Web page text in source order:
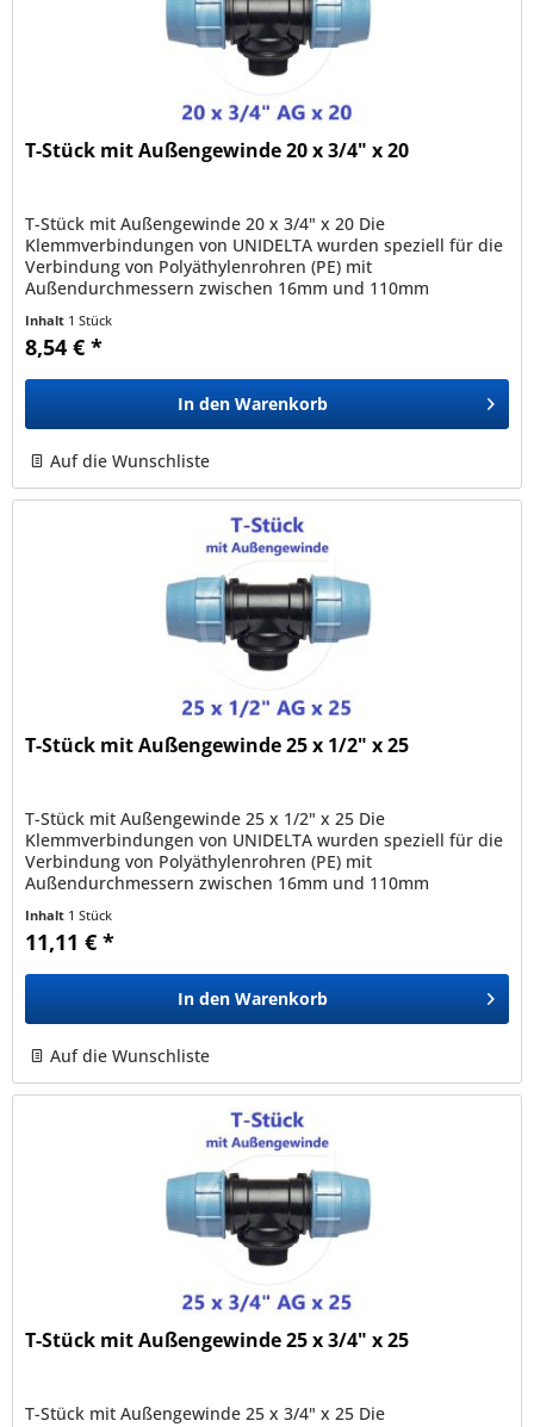
T-Stück mit Außengewinde 20 x 3/4" x 20
T-Stück mit Außengewinde 20 x 3/4" x 20 Die
Klemmverbindungen von UNIDELTA wurden speziell für die
Verbindung von Polyäthylenrohren (PE) mit
Außendurchmessern zwischen 16mm und 110mm
Inhalt 1 Stück
8,54 € *
In den Warenkorb
Auf die Wunschliste
T-Stück mit Außengewinde 25 x 1/2" x 25
T-Stück mit Außengewinde 25 x 1/2" x 25 Die
Klemmverbindungen von UNIDELTA wurden speziell für die
Verbindung von Polyäthylenrohren (PE) mit
Außendurchmessern zwischen 16mm und 110mm
Inhalt 1 Stück
11,11 € *
In den Warenkorb
Auf die Wunschliste
T-Stück mit Außengewinde 25 x 3/4" x 25
T-Stück mit Außengewinde 25 x 3/4" x 25 Die